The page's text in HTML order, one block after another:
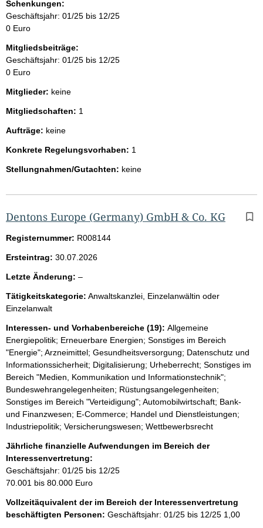
Schenkungen:
Geschäftsjahr: 01/25 bis 12/25
0 Euro
Mitgliedsbeiträge:
Geschäftsjahr: 01/25 bis 12/25
0 Euro
Mitglieder: keine
Mitgliedschaften: 1
Aufträge: keine
Konkrete Regelungsvorhaben: 1
Stellungnahmen/Gutachten: keine
Dentons Europe (Germany) GmbH & Co. KG
Registernummer: R008144
Ersteintrag: 30.07.2026
Letzte Änderung: –l
e
Tätigkeitskategorie: Anwaltskanzlei, Einzelanwältin oder
Einzelanwalt
Interessen- und Vorhabenbereiche (19): Allgemeine
Energiepolitik; Erneuerbare Energien; Sonstiges im Bereich
"Energie"; Arzneimittel; Gesundheitsversorgung; Datenschutz und
Informationssicherheit; Digitalisierung; Urheberrecht; Sonstiges im
Bereich "Medien, Kommunikation und Informationstechnik";
Bundeswehrangelegenheiten; Rüstungsangelegenheiten;
Sonstiges im Bereich "Verteidigung"; Automobilwirtschaft; Bank-
und Finanzwesen; E-Commerce; Handel und Dienstleistungen;
Industriepolitik; Versicherungswesen; Wettbewerbsrecht
Jährliche finanzielle Aufwendungen im Bereich der
Interessenvertretung:
Geschäftsjahr: 01/25 bis 12/25
70.001 bis 80.000 Euro
Vollzeitäquivalent der im Bereich der Interessenvertretung
beschäftigten Personen: Geschäftsjahr: 01/25 bis 12/25 1,00